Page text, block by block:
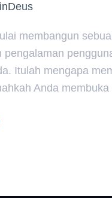
membangun
pengalaman
Itulah mengapa
Anda